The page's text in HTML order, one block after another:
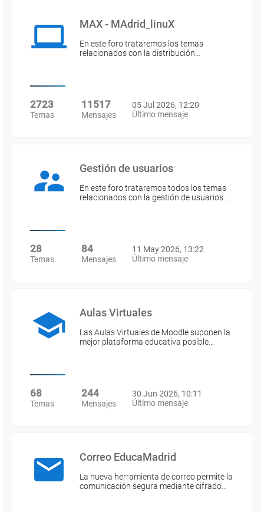
MAX - MAdrid_linuX
En este foro trataremos los temas
relacionados con la distribución…
2723
Temas
11517
Mensajes
05 Jul 2026, 12:20
Último mensaje
Gestión de usuarios
En este foro trataremos todos los temas
relacionados con la gestión de usuarios…
28
Temas
84
Mensajes
11 May 2026, 13:22
Último mensaje
Aulas Virtuales
Las Aulas Virtuales de Moodle suponen la
mejor plataforma educativa posible…
68
Temas
244
Mensajes
30 Jun 2026, 10:11
Último mensaje
Correo EducaMadrid
La nueva herramienta de correo permite la
comunicación segura mediante cifrado…